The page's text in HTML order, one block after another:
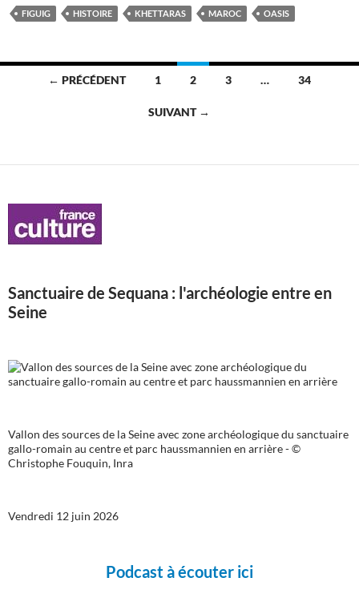
FIGUIG HISTOIRE KHETTARAS MAROC OASIS
Navigation
← PRÉCÉDENT 1 2 3 … 34
SUIVANT →
Sanctuaire de Sequana : l'archéologie entre en
Seine
Vallon des sources de la Seine avec zone archéologique du sanctuaire
gallo-romain au centre et parc haussmannien en arrière - ©
Christophe Fouquin, Inra
Vendredi 12 juin 2026
Podcast à écouter ici